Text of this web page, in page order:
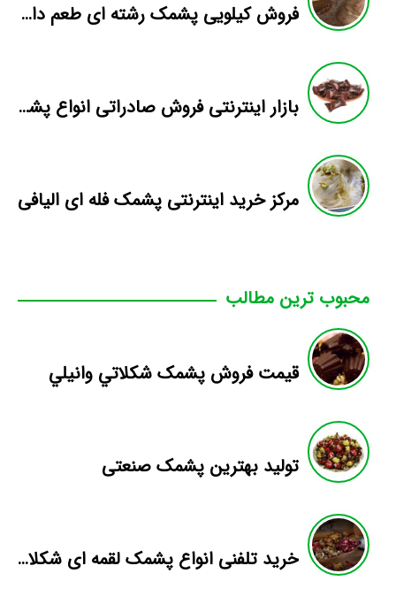
فروش کیلویی پشمک رشته ای طعم دار میوه
بازار اینترنتی فروش صادراتی انواع پشمک الیافی/شکلاتی
مرکز خرید اینترنتی پشمک فله ای الیافی
محبوب ترین مطالب
قيمت فروش پشمک شکلاتي وانيلي
تولید بهترین پشمک صنعتی
خرید تلفنی انواع پشمک لقمه ای شکلاتی